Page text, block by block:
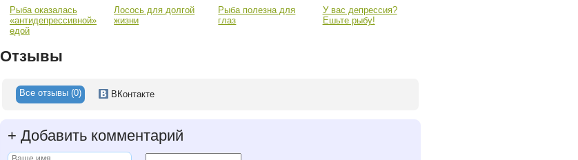
Рыба оказалась
«антидепрессивной»
едой
Лосось для долгой
жизни
Рыба полезна для
глаз
У вас депрессия?
Ешьте рыбу!
Отзывы
Все отзывы (0) ВКонтакте
+ Добавить комментарий